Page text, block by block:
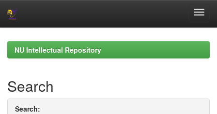
navigationNU Intellectual Repository
Search
Search: